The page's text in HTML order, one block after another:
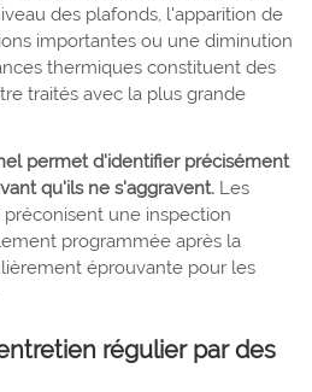
des plafonds, l'apparition de
importantes ou une diminution
thermiques constituent des
traités avec la plus grande
permet d'identifier précisément
qu'ils ne s'aggravent. Les
une inspection
programmée après la
éprouvante pour les
régulier par des